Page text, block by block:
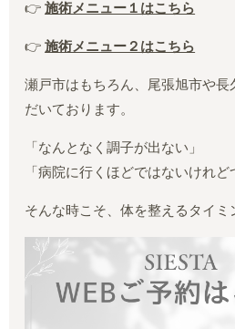
👉 施術メニュー１はこちら
👉 施術メニュー２はこちら
瀬戸市はもちろん、尾張旭市や長
だいております。
「なんとなく調子が出ない」
「病院に行くほどではないけれど
そんな時こそ、体を整えるタイミ